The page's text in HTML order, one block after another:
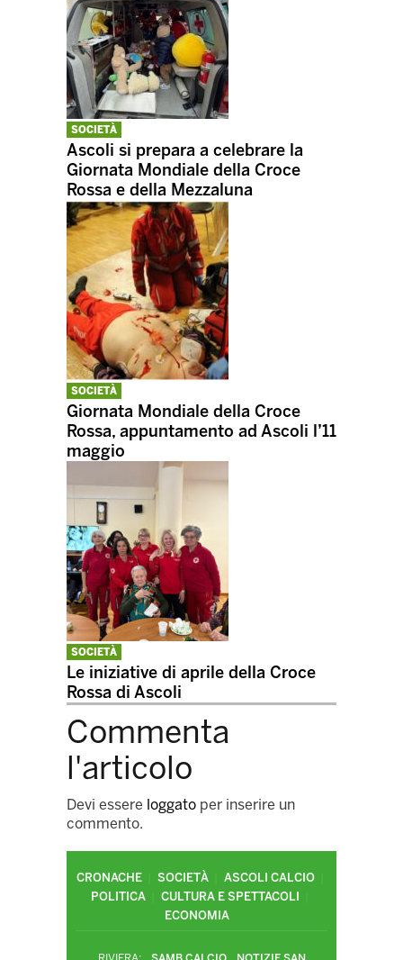
SOCIETÀ
Ascoli si prepara a celebrare la
Giornata Mondiale della Croce
Rossa e della Mezzaluna
SOCIETÀ
Giornata Mondiale della Croce
Rossa, appuntamento ad Ascoli l’11
maggio
SOCIETÀ
Le iniziative di aprile della Croce
Rossa di Ascoli
Commenta
l'articolo
Devi essere loggato per inserire un
commento.
CRONACHE SOCIETÀ
ASCOLI CALCIO
POLITICA
CULTURA E SPETTACOLI
ECONOMIA